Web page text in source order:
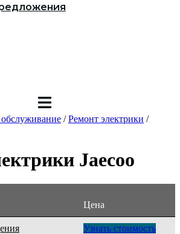
/Ремонт электрики /
Jaecoo
Цена
Узнать стоимость